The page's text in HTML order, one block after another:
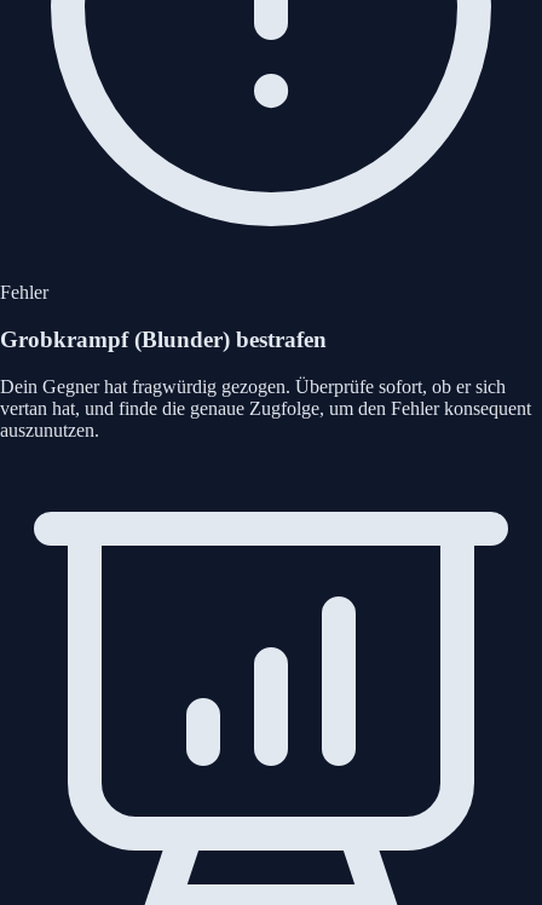
Fehler
Grobkrampf (Blunder) bestrafen
Dein Gegner hat fragwürdig gezogen. Überprüfe sofort, ob er sich
vertan hat, und finde die genaue Zugfolge, um den Fehler konsequent
auszunutzen.